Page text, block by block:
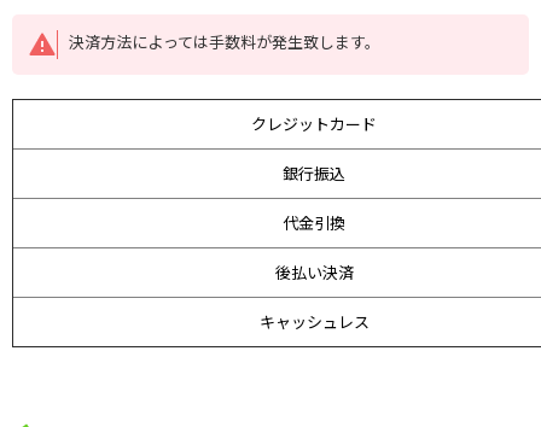
決済方法によっては手数料が発生致します。
クレジットカード
銀行振込
代金引換
後払い決済
キャッシュレス